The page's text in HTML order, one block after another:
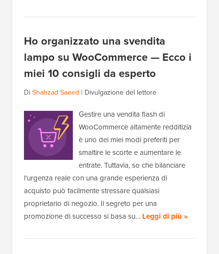
Ho organizzato una svendita
lampo su WooCommerce — Ecco i
miei 10 consigli da esperto
DiShahzad Saeed | Divulgazione del lettore
Gestire una vendita flash di
WooCommerce altamente redditizia
è uno dei miei modi preferiti per
smaltire le scorte e aumentare le
entrate. Tuttavia, so che bilanciare
l'urgenza reale con una grande esperienza di
acquisto può facilmente stressare qualsiasi
proprietario di negozio. Il segreto per una
promozione di successo si basa su… Leggi di più »